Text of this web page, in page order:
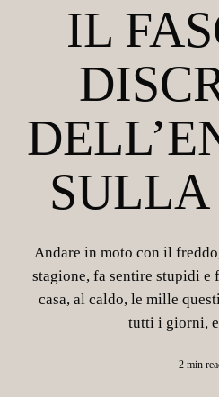
IL
Andare in moto con il
stagione, fa sentire stupidi e
casa, al caldo, le mille
tutti i giorni,
2 min